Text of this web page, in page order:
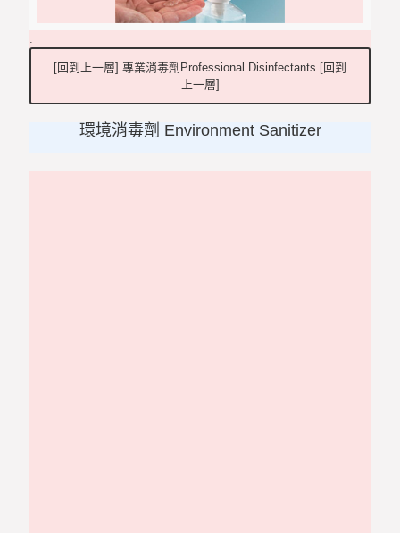
.
[回到上一層] 專業消毒劑Professional Disinfectants [回到
上一層]
環境消毒劑 Environment Sanitizer